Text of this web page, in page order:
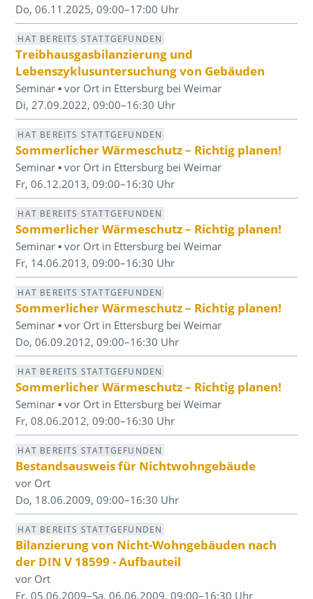
Do, 06.11.2025, 09:00–17:00 Uhr
HAT BEREITS STATTGEFUNDEN
Treibhausgasbilanzierung und
Lebenszyklusuntersuchung von Gebäuden
Seminar ▪ vor Ort in Ettersburg bei Weimar
Di, 27.09.2022, 09:00–16:30 Uhr
HAT BEREITS STATTGEFUNDEN
Sommerlicher Wärmeschutz – Richtig planen!
Seminar ▪ vor Ort in Ettersburg bei Weimar
Fr, 06.12.2013, 09:00–16:30 Uhr
HAT BEREITS STATTGEFUNDEN
Sommerlicher Wärmeschutz – Richtig planen!
Seminar ▪ vor Ort in Ettersburg bei Weimar
Fr, 14.06.2013, 09:00–16:30 Uhr
HAT BEREITS STATTGEFUNDEN
Sommerlicher Wärmeschutz – Richtig planen!
Seminar ▪ vor Ort in Ettersburg bei Weimar
Do, 06.09.2012, 09:00–16:30 Uhr
HAT BEREITS STATTGEFUNDEN
Sommerlicher Wärmeschutz – Richtig planen!
Seminar ▪ vor Ort in Ettersburg bei Weimar
Fr, 08.06.2012, 09:00–16:30 Uhr
HAT BEREITS STATTGEFUNDEN
Bestandsausweis für Nichtwohngebäude
vor Ort
Do, 18.06.2009, 09:00–16:30 Uhr
HAT BEREITS STATTGEFUNDEN
Bilanzierung von Nicht-Wohngebäuden nach
der DIN V 18599 - Aufbauteil
vor Ort
Fr, 05.06.2009–Sa, 06.06.2009, 09:00–16:30 Uhr